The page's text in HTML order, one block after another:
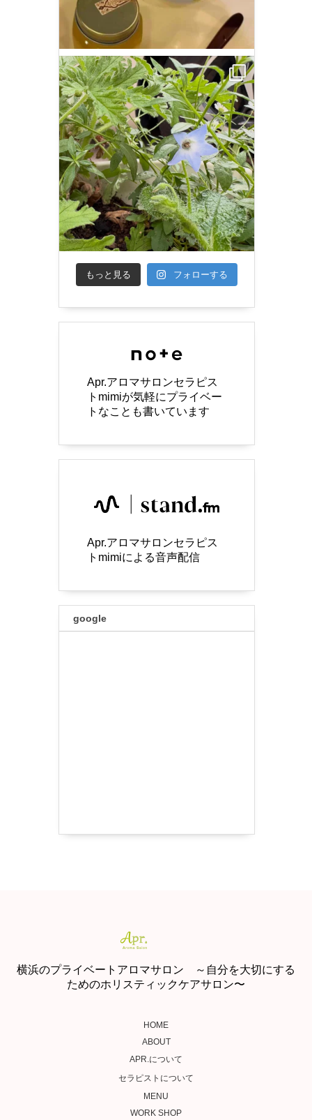
もっと見る フォローする
Apr.アロマサロンセラピス
トmimiが気軽にプライベー
トなことも書いています
Apr.アロマサロンセラピス
トmimiによる音声配信
google
横浜のプライベートアロマサロン ～自分を大切にする
ためのホリスティックケアサロン〜
HOME
ABOUT
APR.について
セラピストについて
MENU
WORK SHOP